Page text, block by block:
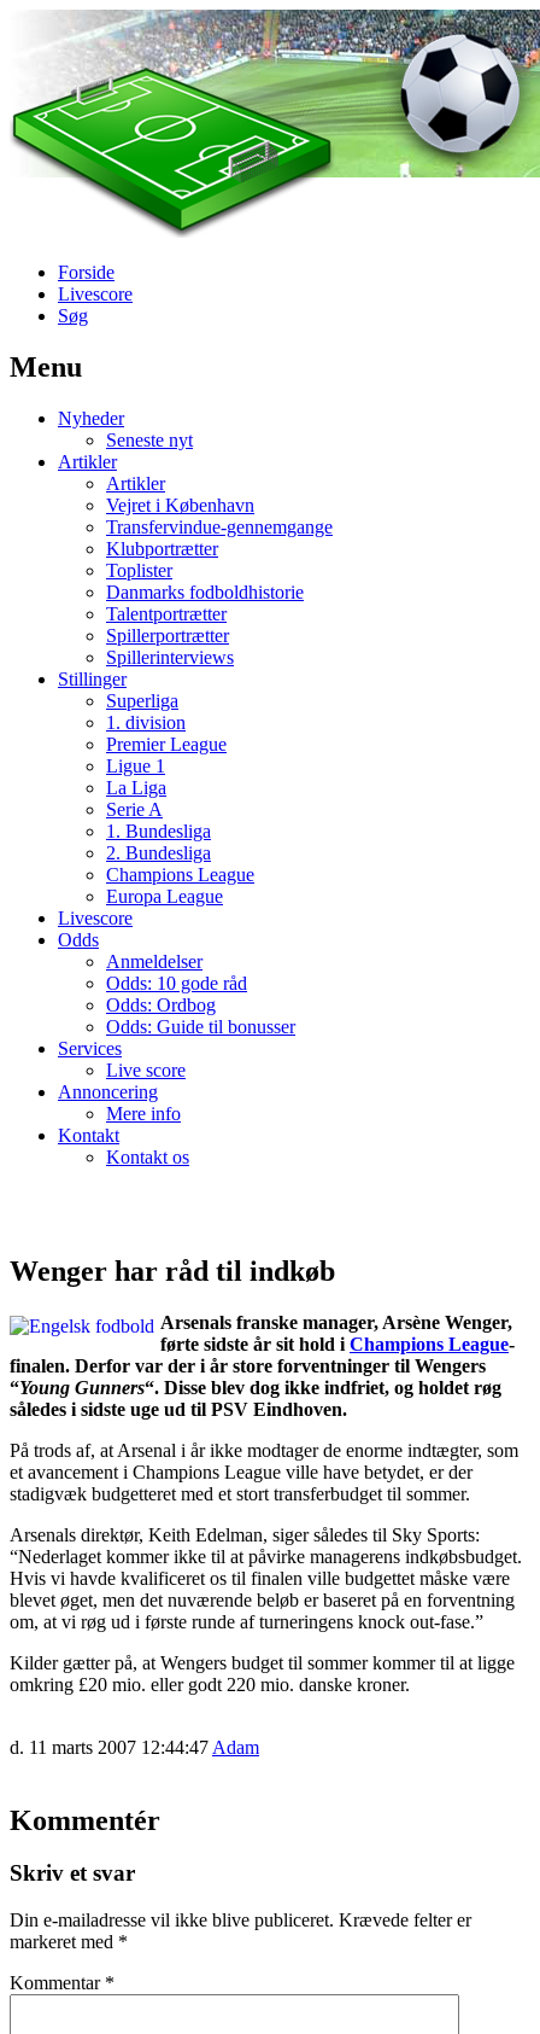
Forside
Livescore
Søg
Наши партнеры
лучшие займы
Menu
Nyheder
Seneste nyt
Artikler
Artikler
Vejret i København
Transfervindue-gennemgange
Klubportrætter
Toplister
Danmarks fodboldhistorie
Talentportrætter
Spillerportrætter
Spillerinterviews
Stillinger
Superliga
1. division
Premier League
Ligue 1
La Liga
Serie A
1. Bundesliga
2. Bundesliga
Champions League
Europa League
Livescore
Odds
Anmeldelser
Odds: 10 gode råd
Odds: Ordbog
Odds: Guide til bonusser
Services
Live score
Annoncering
Mere info
Kontakt
Kontakt os
Wenger har råd til indkøb
Arsenals franske manager, Arsène Wenger,
førte sidste år sit hold i Champions League-
finalen. Derfor var der i år store forventninger til Wengers
“Young Gunners“. Disse blev dog ikke indfriet, og holdet røg
således i sidste uge ud til PSV Eindhoven.
På trods af, at Arsenal i år ikke modtager de enorme indtægter, som
et avancement i Champions League ville have betydet, er der
stadigvæk budgetteret med et stort transferbudget til sommer.
Arsenals direktør, Keith Edelman, siger således til Sky Sports:
“Nederlaget kommer ikke til at påvirke managerens indkøbsbudget.
Hvis vi havde kvalificeret os til finalen ville budgettet måske være
blevet øget, men det nuværende beløb er baseret på en forventning
om, at vi røg ud i første runde af turneringens knock out-fase.”
Kilder gætter på, at Wengers budget til sommer kommer til at ligge
omkring £20 mio. eller godt 220 mio. danske kroner.
d. 11 marts 2007 12:44:47 Adam
Kommentér
Skriv et svar
Din e-mailadresse vil ikke blive publiceret. Krævede felter er
markeret med *
Kommentar *